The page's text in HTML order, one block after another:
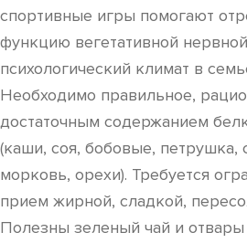
спортивные игры помогают
функцию вегетативной
психологический климат в
Необходимо правильное,
достаточным содержанием
(каши, соя, бобовые, петрушка,
морковь, орехи). Требуется
прием жирной, сладкой,
Полезны зеленый чай и